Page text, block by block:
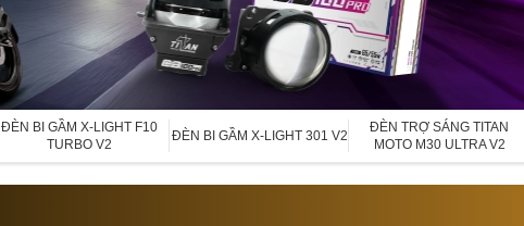
ĐÈN BI GẦM X-LIGHT F10
TURBO V2
ĐÈN BI GẦM X-LIGHT 301 V2
ĐÈN TRỢ SÁNG TITAN
MOTO M30 ULTRA V2